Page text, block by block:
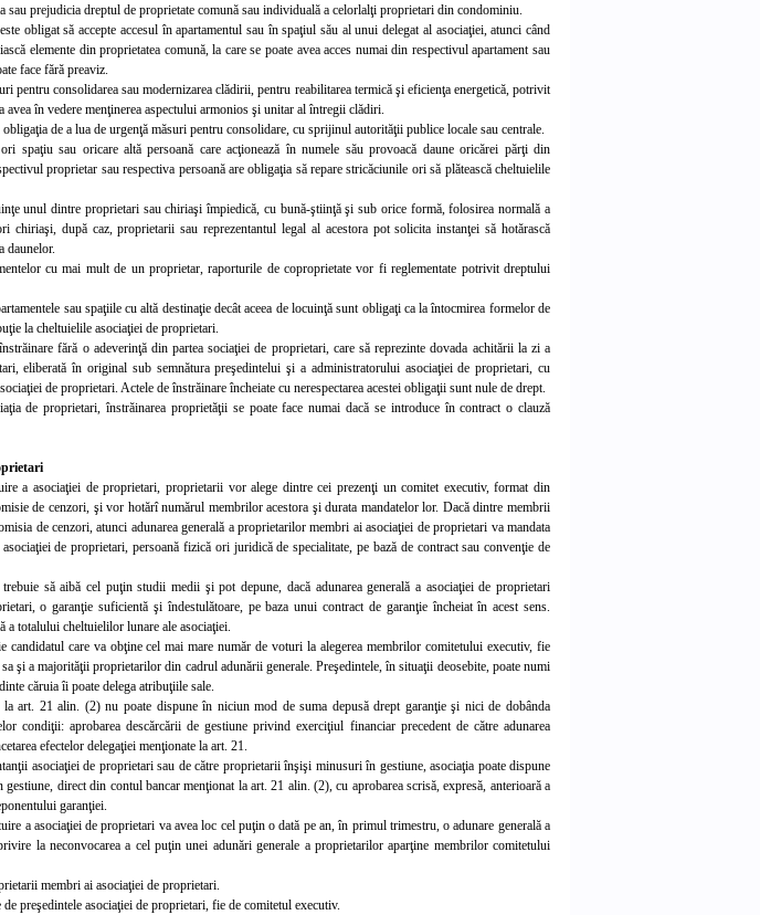
prejudicia dreptul de proprietate comună sau individuală a celorlalţi proprietari din condominiu.
obligat să accepte accesul în apartamentul sau în spaţiul său al unui delegat al asociaţiei, atunci când
elemente din proprietatea comună, la care se poate avea acces numai din respectivul apartament sau
face fără preaviz.
pentru consolidarea sau modernizarea clădirii, pentru reabilitarea termică şi eficienţa energetică, potrivit
în vedere menţinerea aspectului armonios şi unitar al întregii clădiri.
de a lua de urgenţă măsuri pentru consolidare, cu sprijinul autorităţii publice locale sau centrale.
spaţiu sau oricare altă persoană care acţionează în numele său provoacă daune oricărei părţi din
proprietar sau respectiva persoană are obligaţia să repare stricăciunile ori să plătească cheltuielile
unul dintre proprietari sau chiriaşi împiedică, cu bună-ştiinţă şi sub orice formă, folosirea normală a
după caz, proprietarii sau reprezentantul legal al acestora pot solicita instanţei să hotărască
daunelor.
cu mai mult de un proprietar, raporturile de coproprietate vor fi reglementate potrivit dreptului
sau spaţiile cu altă destinaţie decât aceea de locuinţă sunt obligaţi ca la întocmirea formelor de
la cheltuielile asociaţiei de proprietari.
fără o adeverinţă din partea sociaţiei de proprietari, care să reprezinte dovada achitării la zi a
eliberată în original sub semnătura preşedintelui şi a administratorului asociaţiei de proprietari, cu
de proprietari. Actele de înstrăinare încheiate cu nerespectarea acestei obligaţii sunt nule de drept.
de proprietari, înstrăinarea proprietăţii se poate face numai dacă se introduce în contract o clauză
a asociaţiei de proprietari, proprietarii vor alege dintre cei prezenţi un comitet executiv, format din
de cenzori, şi vor hotărî numărul membrilor acestora şi durata mandatelor lor. Dacă dintre membrii
de cenzori, atunci adunarea generală a proprietarilor membri ai asociaţiei de proprietari va mandata
de proprietari, persoană fizică ori juridică de specialitate, pe bază de contract sau convenţie de
trebuie să aibă cel puţin studii medii şi pot depune, dacă adunarea generală a asociaţiei de proprietari
o garanţie suficientă şi îndestulătoare, pe baza unui contract de garanţie încheiat în acest sens.
a totalului cheltuielilor lunare ale asociaţiei.
candidatul care va obţine cel mai mare număr de voturi la alegerea membrilor comitetului executiv, fie
şi a majorităţii proprietarilor din cadrul adunării generale. Preşedintele, în situaţii deosebite, poate numi
căruia îi poate delega atribuţiile sale.
art. 21 alin. (2) nu poate dispune în niciun mod de suma depusă drept garanţie şi nici de dobânda
condiţii: aprobarea descărcării de gestiune privind exerciţiul financiar precedent de către adunarea
efectelor delegaţiei menţionate la art. 21.
asociaţiei de proprietari sau de către proprietarii înşişi minusuri în gestiune, asociaţia poate dispune
direct din contul bancar menţionat la art. 21 alin. (2), cu aprobarea scrisă, expresă, anterioară a
garanţiei.
a asociaţiei de proprietari va avea loc cel puţin o dată pe an, în primul trimestru, o adunare generală a
la neconvocarea a cel puţin unei adunări generale a proprietarilor aparţine membrilor comitetului
membri ai asociaţiei de proprietari.
preşedintele asociaţiei de proprietari, fie de comitetul executiv.